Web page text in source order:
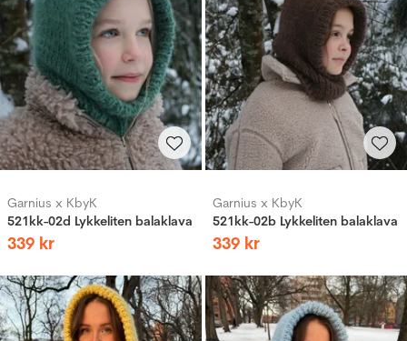
Garnius x KbyK
521kk-02d Lykkeliten balaklava
339 kr
Garnius x KbyK
521kk-02b Lykkeliten balaklava
339 kr